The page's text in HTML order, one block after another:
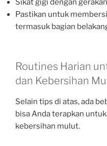
Sikat gigi dengan
Pastikan untuk
termasuk bagian
Routines Harian
dan Kebersihan
Selain tips di atas, ada
bisa Anda terapkan
kebersihan mulut.